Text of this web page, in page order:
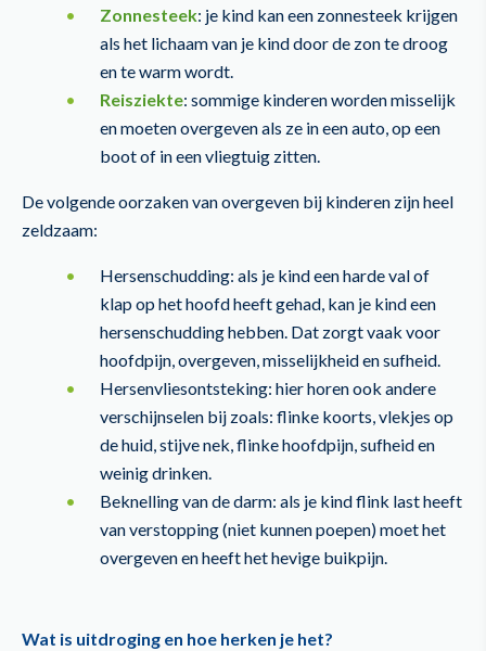
Zonnesteek: je kind kan een zonnesteek krijgen
als het lichaam van je kind door de zon te droog
en te warm wordt.
Reisziekte: sommige kinderen worden misselijk
en moeten overgeven als ze in een auto, op een
boot of in een vliegtuig zitten.
De volgende oorzaken van overgeven bij kinderen zijn heel
zeldzaam:
Hersenschudding: als je kind een harde val of
klap op het hoofd heeft gehad, kan je kind een
hersenschudding hebben. Dat zorgt vaak voor
hoofdpijn, overgeven, misselijkheid en sufheid.
Hersenvliesontsteking: hier horen ook andere
verschijnselen bij zoals: flinke koorts, vlekjes op
de huid, stijve nek, flinke hoofdpijn, sufheid en
weinig drinken.
Beknelling van de darm: als je kind flink last heeft
van verstopping (niet kunnen poepen) moet het
overgeven en heeft het hevige buikpijn.
Wat is uitdroging en hoe herken je het?